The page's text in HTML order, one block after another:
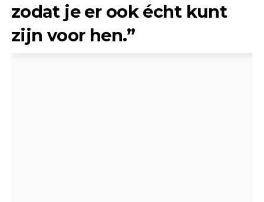
zodat je er ook écht kunt
zijn voor hen.”